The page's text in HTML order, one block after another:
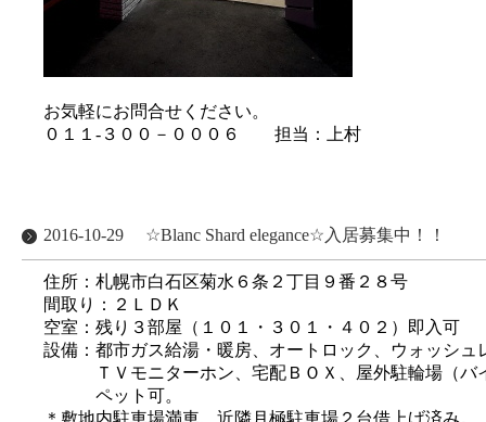
お気軽にお問合せください。
０１１-３００－０００６ 担当：上村
2016-10-29 ☆Blanc Shard elegance☆入居募集中！！
住所：札幌市白石区菊水６条２丁目９番２８号
間取り：２ＬＤＫ
空室：残り３部屋（１０１・３０１・４０２）即入可
設備：都市ガス給湯・暖房、オートロック、ウォッシ
ＴＶモニターホン、宅配ＢＯＸ、屋外駐輪場（バ
ペット可。
＊敷地内駐車場満車、近隣月極駐車場２台借上げ済み。